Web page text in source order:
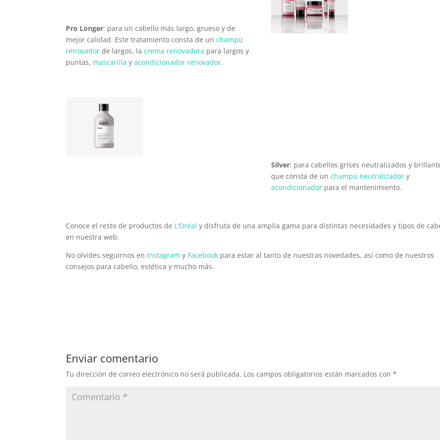
Pro Longer: para un cabello más largo, grueso y de
mejor calidad. Este tratamiento consta de unchampú
renovador de largos, lacrema renovadora para largos y
puntas, mascarilla yacondicionador renovador.
Silver: para cabellos grises neutralizados y
que consta de un champú neutralizadory
acondicionadorpara el mantenimiento.
Conoce el resto de productos de L’Oréal y disfruta de una amplia gama para distintas necesidades y tipos de
en nuestra web.
No olvides seguirnos en Instagram y Facebook para estar al tanto de nuestras novedades, así como de nuestros
consejos para cabello, estética y mucho más.
Enviar comentario
Tu dirección de correo electrónico no será publicada. Los campos obligatorios están marcados con*